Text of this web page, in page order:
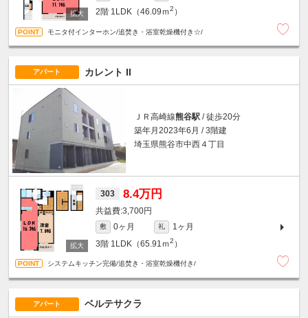
2階 1LDK（46.09ｍ2 ）
モニタ付インターホン/追焚き・浴室乾燥機付き☆/
アパート カレント II
ＪＲ高崎線熊谷駅 / 徒歩20分
築年月2023年6月 / 3階建
埼玉県熊谷市中西４丁目
303 8.4万円
3,700円
敷 0ヶ月 礼
1ヶ月
3階 1LDK（65.91ｍ2 ）
システムキッチン完備/追焚き・浴室乾燥機付き/
アパート ベルテサクラ